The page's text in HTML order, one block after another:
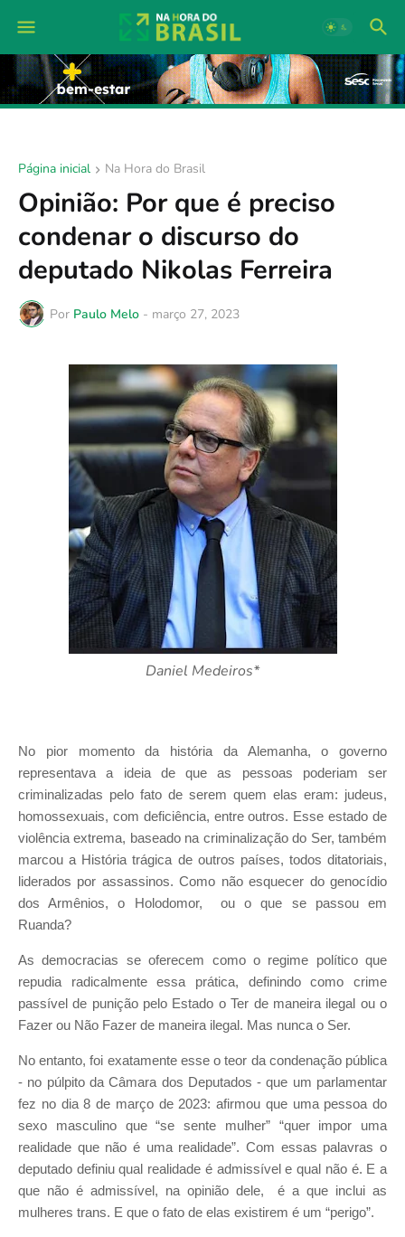
Página inicial Na Hora do Brasil
Opinião: Por que é preciso
condenar o discurso do
deputado Nikolas Ferreira
Por Paulo Melo - março 27, 2023
Daniel Medeiros*
No pior momento da história da Alemanha, o governo
representava a ideia de que as pessoas poderiam ser
criminalizadas pelo fato de serem quem elas eram: judeus,
homossexuais, com deficiência, entre outros. Esse estado de
violência extrema, baseado na criminalização do Ser, também
marcou a História trágica de outros países, todos ditatoriais,
liderados por assassinos. Como não esquecer do genocídio
dos Armênios, o Holodomor, ou o que se passou em
Ruanda?
As democracias se oferecem como o regime político que
repudia radicalmente essa prática, definindo como crime
passível de punição pelo Estado o Ter de maneira ilegal ou o
Fazer ou Não Fazer de maneira ilegal. Mas nunca o Ser.
No entanto, foi exatamente esse o teor da condenação pública
- no púlpito da Câmara dos Deputados - que um parlamentar
fez no dia 8 de março de 2023: afirmou que uma pessoa do
sexo masculino que “se sente mulher” “quer impor uma
realidade que não é uma realidade”. Com essas palavras o
deputado definiu qual realidade é admissível e qual não é. E a
que não é admissível, na opinião dele, é a que inclui as
mulheres trans. E que o fato de elas existirem é um “perigo”.